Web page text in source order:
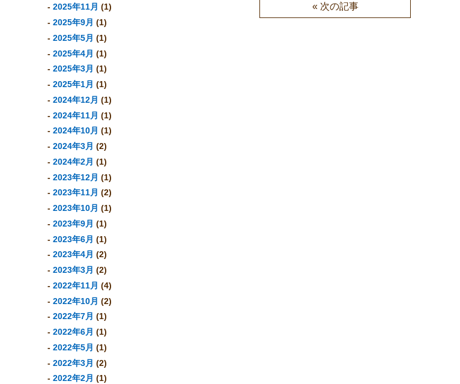
2025年11月 (1)
2025年9月 (1)
2025年5月 (1)
2025年4月 (1)
2025年3月 (1)
2025年1月 (1)
2024年12月 (1)
2024年11月 (1)
2024年10月 (1)
2024年3月 (2)
2024年2月 (1)
2023年12月 (1)
2023年11月 (2)
2023年10月 (1)
2023年9月 (1)
2023年6月 (1)
2023年4月 (2)
2023年3月 (2)
2022年11月 (4)
2022年10月 (2)
2022年7月 (1)
2022年6月 (1)
2022年5月 (1)
2022年3月 (2)
2022年2月 (1)
« 次の記事